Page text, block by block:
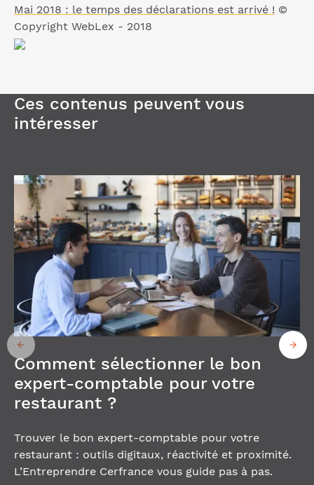
Mai 2018 : le temps des déclarations est arrivé ! ©
Copyright WebLex - 2018
Ces contenus peuvent vous
intéresser
Comment sélectionner le bon
expert-comptable pour votre
restaurant ?
Trouver le bon expert-comptable pour votre
restaurant : outils digitaux, réactivité et proximité.
L’Entreprendre Cerfrance vous guide pas à pas.